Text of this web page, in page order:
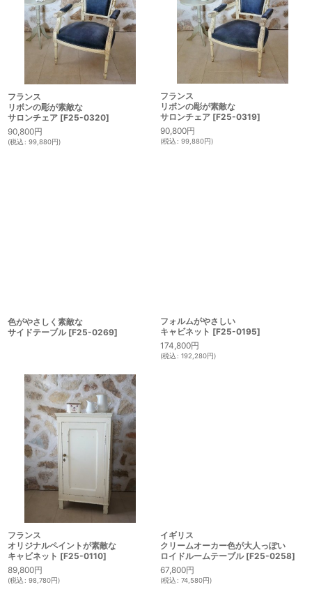
フランス
リボンの彫が素敵な
サロンチェア [F25-0320]
90,800円
(税込: 99,880円)
フランス
リボンの彫が素敵な
サロンチェア [F25-0319]
90,800円
(税込: 99,880円)
色がやさしく素敵な
サイドテーブル [F25-0269]
フォルムがやさしい
キャビネット [F25-0195]
174,800円
(税込: 192,280円)
フランス
オリジナルペイントが素敵な
キャビネット [F25-0110]
89,800円
(税込: 98,780円)
イギリス
クリームオーカー色が大人っぽい
ロイドルームテーブル [F25-0258]
67,800円
(税込: 74,580円)